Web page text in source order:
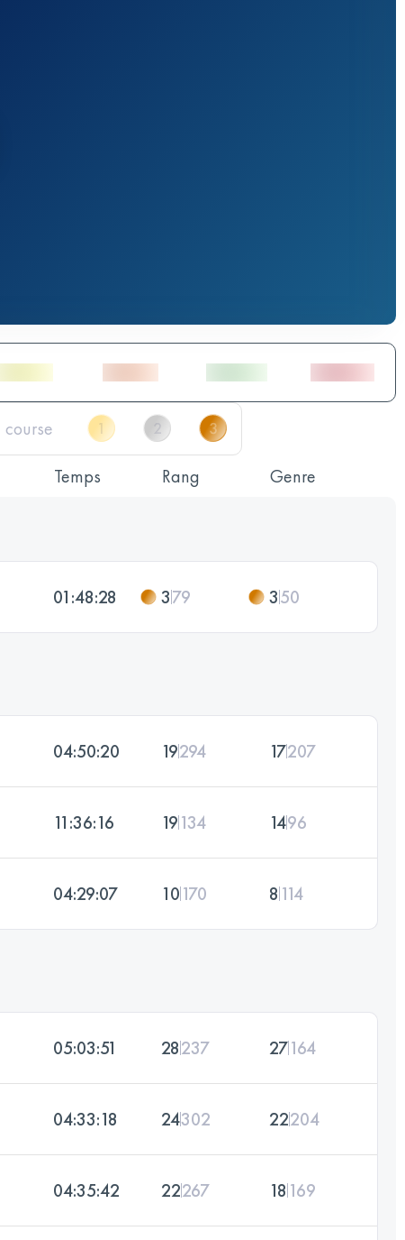
Temps Rang Genre
01:48:28 379 350
04:50:20 19294 17207
11:36:16 19134 1496
04:29:07 10170 8 114
05:03:51 28237 27164
04:33:18 24302 22204
04:35:42 22267 18 169